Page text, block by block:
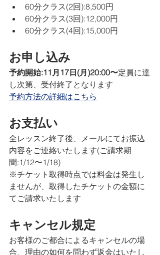
60分クラス(2回):8,500円
60分クラス(3回):12,000円
60分クラス(4回):15,000円
お申し込み
予約開始:11月17日(月)20:00〜定員に達
し次第、受付終了となります
予約方法の詳細はこちら
お支払い
全レッスン終了後、メールにてお振込
内容をご連絡いたします(ご請求期
間:1/12〜1/18)
※チケット取得時点では料金は発生し
ませんが、取得したチケットの金額に
てご請求いたします
キャンセル規定
お客様のご都合によるキャンセルの場
合、理由の如何を問わず返金はいたし